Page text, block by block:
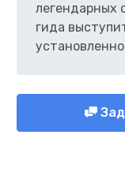
легендарных
гида